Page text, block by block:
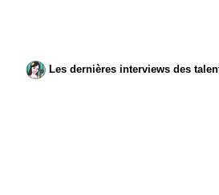
Les dernières interviews des